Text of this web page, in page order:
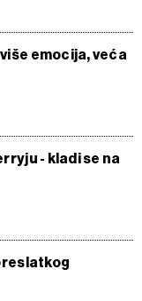
emocija, veća
- kladi se na